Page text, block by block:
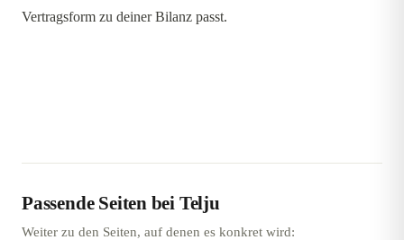
Vertragsform zu deiner Bilanz passt.
Passende Seiten bei Telju
Weiter zu den Seiten, auf denen es konkret wird: